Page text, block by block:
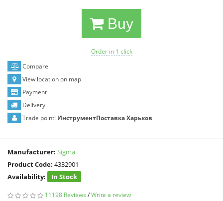
Buy
Order in 1 click
Compare
View location on map
Payment
Delivery
Trade point: ИнструментПоставка Харьков
Manufacturer: Sigma
Product Code: 4332901
Availability:
In Stock
11198 Reviews /Write a review